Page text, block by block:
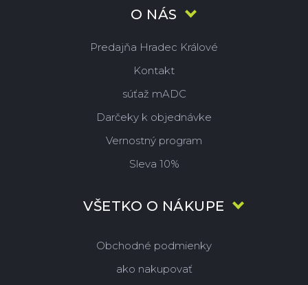
O NÁS
Predajňa Hradec Králové
Kontakt
súťaž mADC
Darčeky k objednávke
Vernostný program
Sleva 10%
VŠETKO O NÁKUPE
Obchodné podmienky
ako nakupovať